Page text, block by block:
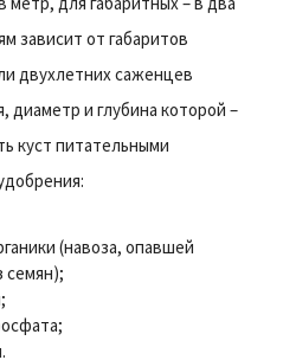
зависит от габаритов
двухлетних саженцев
и глубина которой –
куст питательными
(навоза, опавшей
семян);